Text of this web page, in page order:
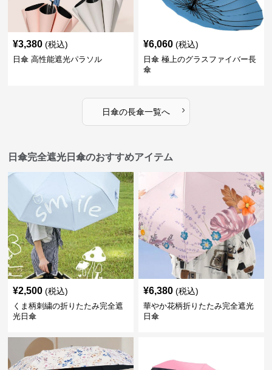
¥3,380 (税込)
日傘 高性能遮光パラソル
¥6,060 (税込)
日傘 極上のグラスファイバー長
傘
日傘の長傘一覧へ ›
日傘完全遮光日傘のおすすめアイテム
¥2,500 (税込)
くま柄刺繍の折りたたみ完全遮
光日傘
¥6,380 (税込)
華やか花柄折りたたみ完全遮光
日傘